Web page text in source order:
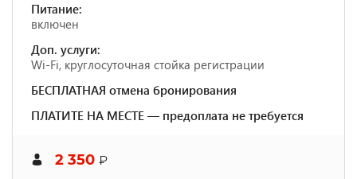
Питание:
включен
Доп. услуги:
Wi-Fi, круглосуточная стойка регистрации
БЕСПЛАТНАЯ отмена бронирования
ПЛАТИТЕ НА МЕСТЕ — предоплата не требуется
2 350 ₽